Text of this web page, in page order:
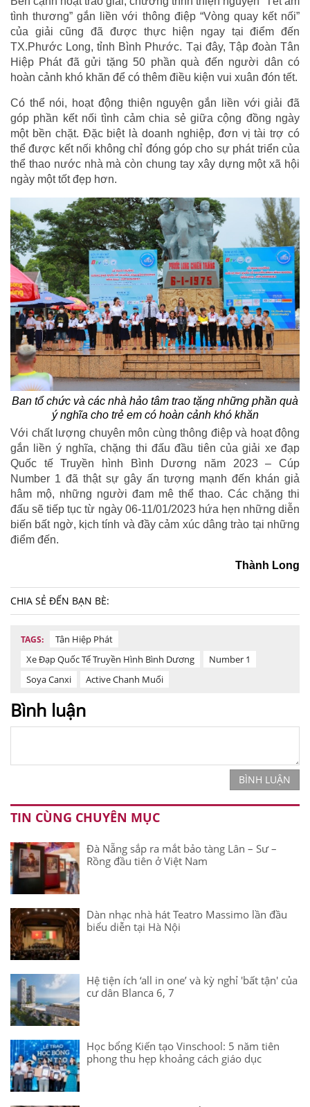
tình thương” gắn liền với thông điệp “Vòng quay kết nối”
của giải cũng đã được thực hiện ngay tại điểm đến
TX.Phước Long, tỉnh Bình Phước. Tại đây, Tập đoàn Tân
Hiệp Phát đã gửi tặng 50 phần quà đến người dân có
hoàn cảnh khó khăn để có thêm điều kiện vui xuân đón tết.
Có thể nói, hoạt động thiện nguyện gắn liền với giải đã
góp phần kết nối tình cảm chia sẻ giữa cộng đồng ngày
một bền chặt. Đặc biệt là doanh nghiệp, đơn vị tài trợ có
thể được kết nối không chỉ đóng góp cho sự phát triển của
thể thao nước nhà mà còn chung tay xây dựng một xã hội
ngày một tốt đẹp hơn.
Ban tổ chức và các nhà hảo tâm trao tặng những phần quà
ý nghĩa cho trẻ em có hoàn cảnh khó khăn
Với chất lượng chuyên môn cùng thông điệp và hoạt động
gắn liền ý nghĩa, chặng thi đấu đầu tiên của giải xe đạp
Quốc tế Truyền hình Bình Dương năm 2023 – Cúp
Number 1 đã thật sự gây ấn tượng mạnh đến khán giả
hâm mộ, những người đam mê thể thao. Các chặng thi
đấu sẽ tiếp tục từ ngày 06-11/01/2023 hứa hẹn những diễn
biến bất ngờ, kịch tính và đầy cảm xúc dâng trào tại những
điểm đến.
Thành Long
CHIA SẺ ĐẾN BẠN BÈ:
TAGS:
Tân Hiệp Phát
Xe Đạp Quốc Tế Truyền Hình Bình Dương
Number 1
Soya Canxi
Active Chanh Muối
Bình luận
BÌNH LUẬN
TIN CÙNG CHUYÊN MỤC
Đà Nẵng sắp ra mắt bảo tàng Lân – Sư –
Rồng đầu tiên ở Việt Nam
Dàn nhạc nhà hát Teatro Massimo lần đầu
biểu diễn tại Hà Nội
Hệ tiện ích ‘all in one’ và kỳ nghỉ 'bất tận' của
cư dân Blanca 6, 7
Học bổng Kiến tạo Vinschool: 5 năm tiên
phong thu hẹp khoảng cách giáo dục